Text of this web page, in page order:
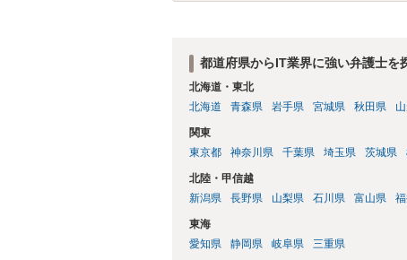
都道府県からIT業界に強い弁護士を
北海道・東北
北海道
青森県 岩手県 宮城県 秋田県
関東
東京都
神奈川県 千葉県 埼玉県 茨城県
北陸・甲信越
新潟県
長野県 山梨県 石川県 富山県
東海
愛知県
静岡県 岐阜県 三重県